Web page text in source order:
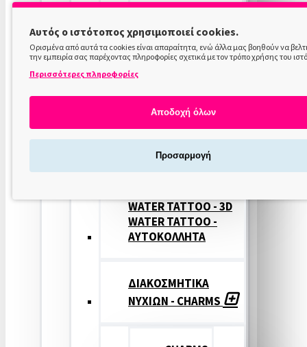
COLOR
ΝΥΧΙΩΝ
ΣΦΡΑΓΙΔΕΣ
ΝΥΧΙΩΝ
WATER TATTOO - 3D
WATER TATTOO -
ΑΥΤΟΚΟΛΛΗΤΑ
ΔΙΑΚΟΣΜΗΤΙΚΑ
ΝΥΧΙΩΝ - CHARMS
Αυτός ο ιστότοπος χρησιμοποιεί cookies.
Ορισμένα από αυτά τα cookies είναι απαραίτητα, ενώ άλλα μας βοηθούν να
την εμπειρία σας παρέχοντας πληροφορίες σχετικά με τον τρόπο χρήσης του
Περισσότερες πληροφορίες
Αποδοχή όλων
Προσαρμογή